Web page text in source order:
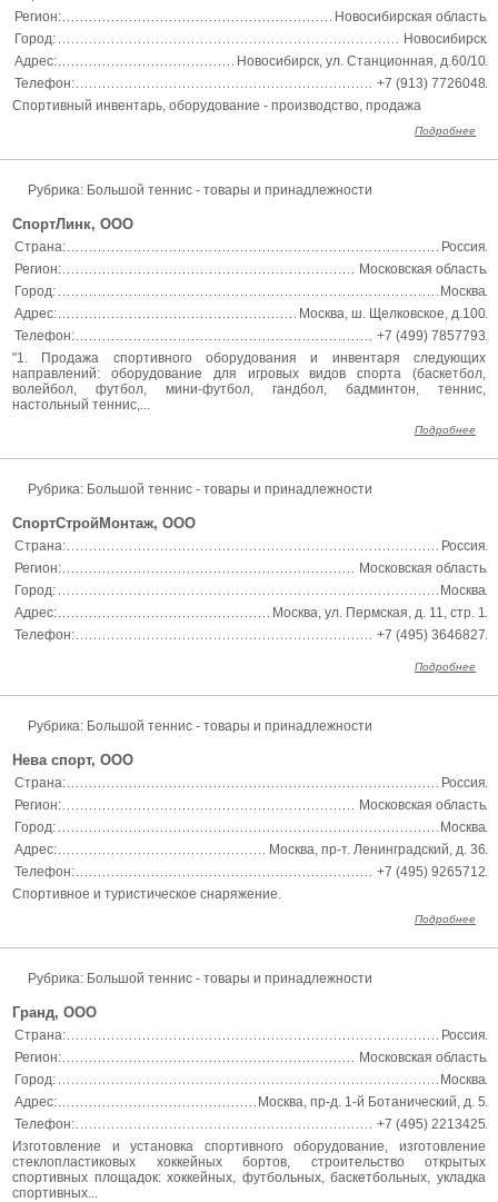
Регион:
Новосибирская область
Город:
Новосибирск
Адрес:
Новосибирск, ул. Станционная, д.60/10
Телефон:
+7 (913) 7726048
Спортивный инвентарь, оборудование - производство, продажа
Подробнее
Рубрика: Большой теннис - товары и принадлежности
СпортЛинк, ООО
Страна:
Россия
Регион:
Московская область
Город:
Москва
Адрес:
Москва, ш. Щелковское, д.100
Телефон:
+7 (499) 7857793
"1. Продажа спортивного оборудования и инвентаря следующих
направлений: оборудование для игровых видов спорта (баскетбол,
волейбол, футбол, мини-футбол, гандбол, бадминтон, теннис,
настольный теннис,...
Подробнее
Рубрика: Большой теннис - товары и принадлежности
СпортСтройМонтаж, ООО
Страна:
Россия
Регион:
Московская область
Город:
Москва
Адрес:
Москва, ул. Пермская, д. 11, стр. 1
Телефон:
+7 (495) 3646827
Подробнее
Рубрика: Большой теннис - товары и принадлежности
Нева спорт, ООО
Страна:
Россия
Регион:
Московская область
Город:
Москва
Адрес:
Москва, пр-т. Ленинградский, д. 36
Телефон:
+7 (495) 9265712
Спортивное и туристическое снаряжение.
Подробнее
Рубрика: Большой теннис - товары и принадлежности
Гранд, ООО
Страна:
Россия
Регион:
Московская область
Город:
Москва
Адрес:
Москва, пр-д. 1-й Ботанический, д. 5
Телефон:
+7 (495) 2213425
Изготовление и установка спортивного оборудование, изготовление
стеклопластиковых хоккейных бортов, строительство открытых
спортивных площадок: хоккейных, футбольных, баскетбольных, укладка
спортивных...